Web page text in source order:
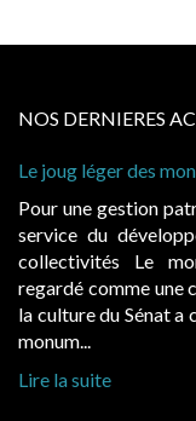
NOS DERNIERES
historiques
des monuments
et
historique a
rapport que la
en juillet 2026, à la